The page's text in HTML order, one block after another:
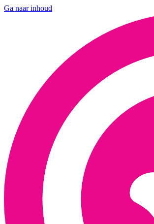
Ga naar inhoud